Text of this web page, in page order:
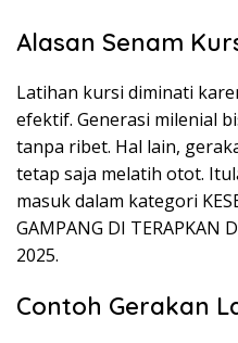
Alasan Senam
Latihan kursi diminati
efektif. Generasi milenial
tanpa ribet. Hal lain,
tetap saja melatih otot.
masuk dalam kategori
GAMPANG DI TERAPKAN
2025.
Contoh Gerakan